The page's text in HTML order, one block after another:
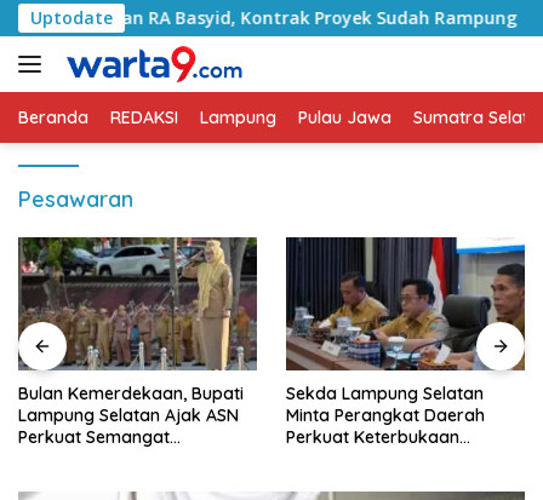
Langsung
ke
konten
Uptodate
RA Basyid, Kontrak Proyek Sudah Rampung
Beranda REDAKSI Lampung Pulau Jawa Sumatra
Pesawaran
Bulan Kemerdekaan, Bupati
Lampung Selatan Ajak ASN
Perkuat Semangat
Sekda Lampung Selatan
Minta Perangkat Daerah
Perkuat Keterbukaan